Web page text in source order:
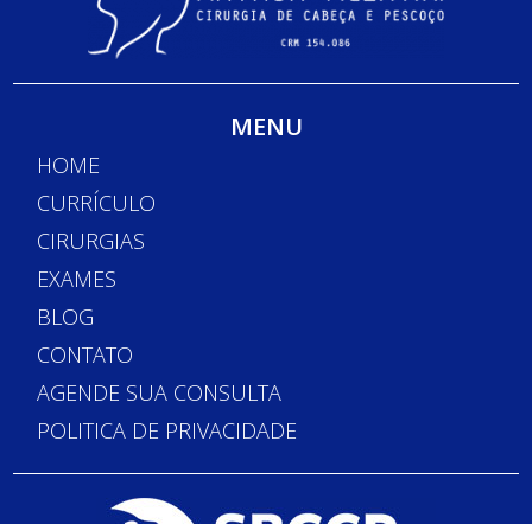
MENU
HOME
CURRÍCULO
CIRURGIAS
EXAMES
BLOG
CONTATO
AGENDE SUA CONSULTA
POLITICA DE PRIVACIDADE